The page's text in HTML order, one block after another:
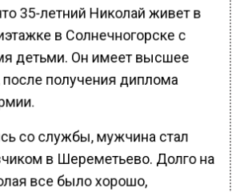
35-летний Николай живет в
в Солнечногорске с
детьми. Он имеет высшее
после получения диплома
со службы, мужчина стал
в Шереметьево. Долго на
все было хорошо,